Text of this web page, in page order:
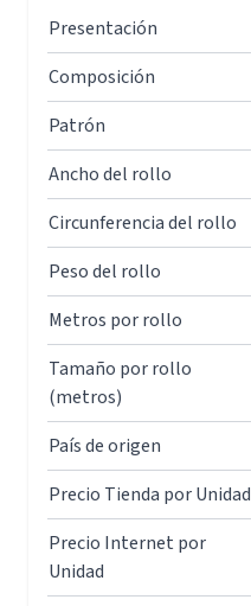
Presentación
Composición
Patrón
Ancho del rollo
Circunferencia del rollo
Peso del rollo
Metros por rollo
Tamaño por rollo
(metros)
País de origen
Precio Tienda por Unidad
Precio Internet por
Unidad